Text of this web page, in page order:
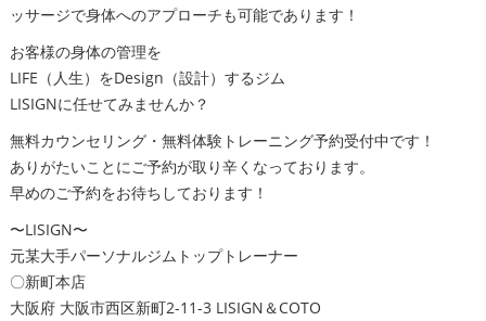
ッサージで身体へのアプローチも可能であります！
お客様の身体の管理を
LIFE（人生）をDesign（設計）するジム
LISIGNに任せてみませんか？
無料カウンセリング・無料体験トレーニング予約受付中です！
ありがたいことにご予約が取り辛くなっております。
早めのご予約をお待ちしております！
〜LISIGN〜
元某大手パーソナルジムトップトレーナー
〇新町本店
大阪府 大阪市西区新町2-11-3 LISIGN＆COTO